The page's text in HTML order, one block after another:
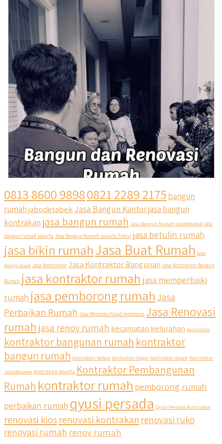
qyusipersada
@qyusipersada 3 years ago
Siapa yang udah masuk List untuk Bangun dan Renovasi
rumah Di @qyusipersada dengan sistem Cicilan ?? 🤗
Untuk informasi lebih lanjut terkait program cicilan ini temen
temen bisa langsung klik link di bio yaa
#jasabangunrumahjakarta #jasarenovasirumahjakarta
#kontraktorjakarta #kontraktorbangunan
#kontraktorbangunanrumah #kontraktorbangunanjakarta
0813 8600 98980821 2289 2175 bangun
rumahjabodetabek Jasa Bangun Kantorjasa bangun
kontrakan jasa bangun rumah Jasa Bangun Rumah jabodetabek jasa
bangun rumah jakarta Jasa Bangun Rumah Jakarta Timur jasa betulin rumah
jasa bikin rumahJasa Buat Rumah jasa
design fasad Jasa Kontraktor Jasa Kontraktor Bangunan Jasa Kontraktor Bangun
Rumah jasa kontraktor rumah jasa memperbaiki
rumah jasa pemborong rumahJasa
Perbaikan Rumah Jasa Renovasi Fasad Indonesia Jasa Renovasi
rumah jasa renov rumah kecamatan kelurahan kontraktor
kontraktor bangunan rumah kontraktor
bangun rumah kontraktor bekasi kontraktor bogor kontraktor depok Kontraktor
Jabodetabek kontraktor jakarta Kontraktor Pembangunan
Rumah kontraktor rumah pemborong rumah
perbaikan rumah qyusi persada Qyusi Persada Kontraktor
renovasi kiosrenovasi kontrakanrenovasi ruko
renovasi rumah renov rumah